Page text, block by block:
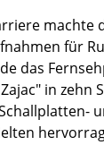
machte
für
das
in zehn